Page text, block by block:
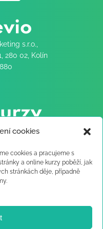
cookies
cookies a pracujeme s
a online kurzy poběží, jak
stránkách děje, případně
s.r.o.,
280 02, Kolín
A do Z